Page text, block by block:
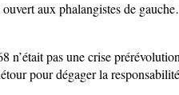
aux phalangistes de
n’était pas une crise
pour dégager la